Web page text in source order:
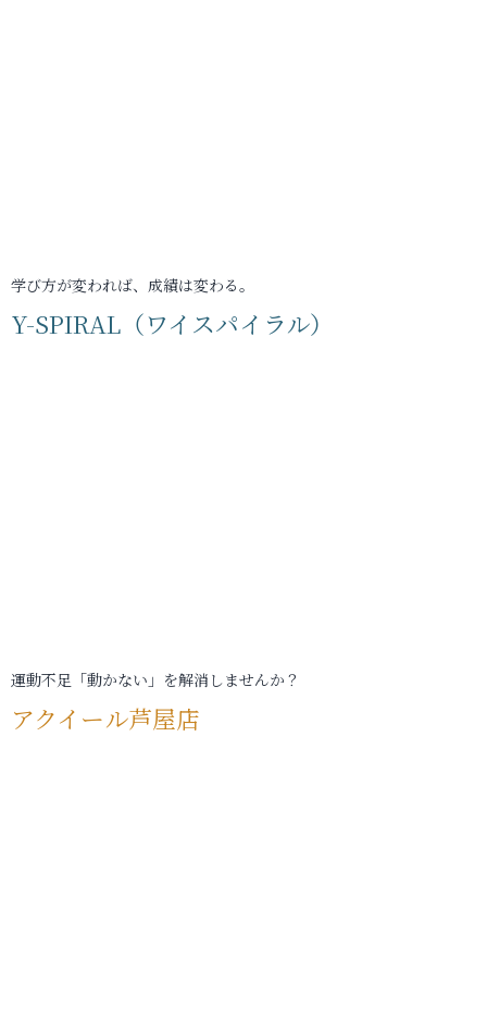
学び方が変われば、成績は変わる。
Y-SPIRAL（ワイスパイラル）
運動不足「動かない」を解消しませんか？
アクイール芦屋店